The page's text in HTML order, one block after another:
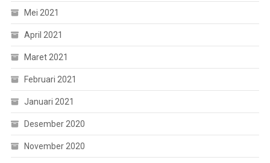
Mei 2021
April 2021
Maret 2021
Februari 2021
Januari 2021
Desember 2020
November 2020